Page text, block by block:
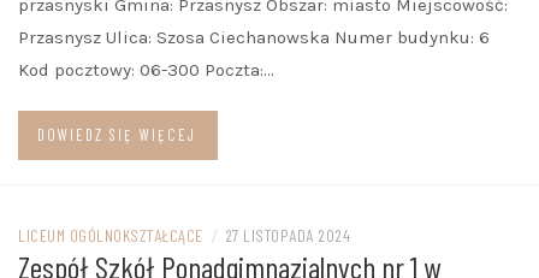
przasnyski Gmina: Przasnysz Obszar: miasto Miejscowość:
Przasnysz Ulica: Szosa Ciechanowska Numer budynku: 6
Kod pocztowy: 06-300 Poczta:…
DOWIEDZ SIĘ WIĘCEJ
LICEUM OGÓLNOKSZTAŁCĄCE / 27 LISTOPADA 2024
Zespół Szkół Ponadgimnazjalnych nr 1 w